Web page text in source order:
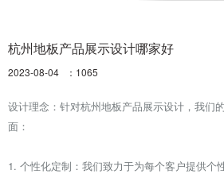
杭州地板产品展示设计哪家好
2023-08-04 ： 1065
设计理念：针对杭州地板产品展示设计，我们
面：
1. 个性化定制：我们致力于为每个客户提供个